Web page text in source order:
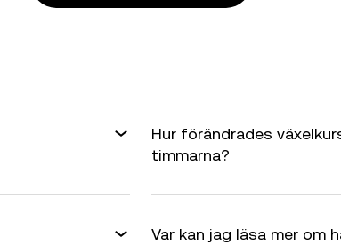
Hur förändrades
timmarna?
Var kan jag läsa mer om